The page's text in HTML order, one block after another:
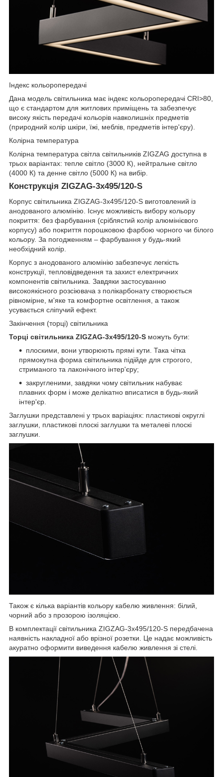
Індекс кольоропередачі
Дана модель світильника має індекс кольоропередачі CRI>80,
що є стандартом для житлових приміщень та забезпечує
високу якість передачі кольорів навколишніх предметів
(природний колір шкіри, їжі, меблів, предметів інтер'єру).
Колірна температура
Колірна температура світла світильників ZIGZAG доступна в
трьох варіантах: тепле світло (3000 К), нейтральне світло
(4000 К) та денне світло (5000 К) на вибір.
Конструкція ZIGZAG-3x495/120-S
Корпус світильника ZIGZAG-3x495/120-S виготовлений із
анодованого алюмінію. Існує можливість вибору кольору
покриття: без фарбування (сріблястий колір алюмінієвого
корпусу) або покриття порошковою фарбою чорного чи білого
кольору. За погодженням – фарбування у будь-який
необхідний колір.
Корпус з анодованого алюмінію забезпечує легкість
конструкції, тепловідведення та захист електричних
компонентів світильника. Завдяки застосуванню
високоякісного розсіювача з полікарбонату створюється
рівномірне, м'яке та комфортне освітлення, а також
усувається сліпучий ефект.
Закінчення (торці) світильника
Торці світильника ZIGZAG-3x495/120-S можуть бути:
плоскими, вони утворюють прямі кути. Така чітка
прямокутна форма світильника підійде для строгого,
стриманого та лаконічного інтер'єру;
закругленими, завдяки чому світильник набуває
плавних форм і може делікатно вписатися в будь-який
інтер'єр.
Заглушки представлені у трьох варіаціях: пластикові округлі
заглушки, пластикові плоскі заглушки та металеві плоскі
заглушки.
Також є кілька варіантів кольору кабелю живлення: білий,
чорний або з прозорою ізоляцією.
В комплектації світильника ZIGZAG-3x495/120-S передбачена
наявність накладної або врізної розетки. Це надає можливість
акуратно оформити виведення кабелю живлення зі стелі.